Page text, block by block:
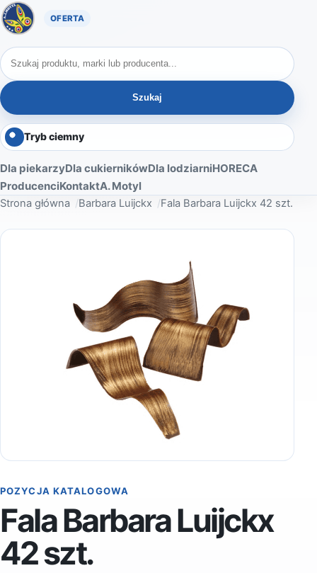
Oferta A. Motyl
Szukaj produktów
Szukaj
Tryb ciemny
Dla piekarzyDla cukiernikówDla lodziarniHORECA
ProducenciKontaktA. Motyl
Strona główna Barbara Luijckx Fala Barbara Luijckx 42 szt.
POZYCJA KATALOGOWA
Fala Barbara Luijckx
42 szt.